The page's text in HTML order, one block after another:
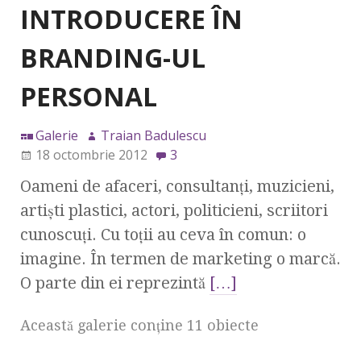
INTRODUCERE ÎN
BRANDING-UL
PERSONAL
Galerie
Traian Badulescu
18 octombrie 2012
3
Oameni de afaceri, consultanţi, muzicieni,
artişti plastici, actori, politicieni, scriitori
cunoscuţi. Cu toţii au ceva în comun: o
imagine. În termen de marketing o marcă.
O parte din ei reprezintă […]
Această galerie conţine 11 obiecte